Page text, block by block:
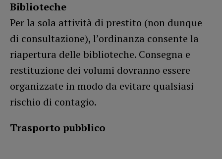
Biblioteche
Per la sola attività di prestito (non dunque
di consultazione), l’ordinanza consente la
riapertura delle biblioteche. Consegna e
restituzione dei volumi dovranno essere
organizzate in modo da evitare qualsiasi
rischio di contagio.
Trasporto pubblico